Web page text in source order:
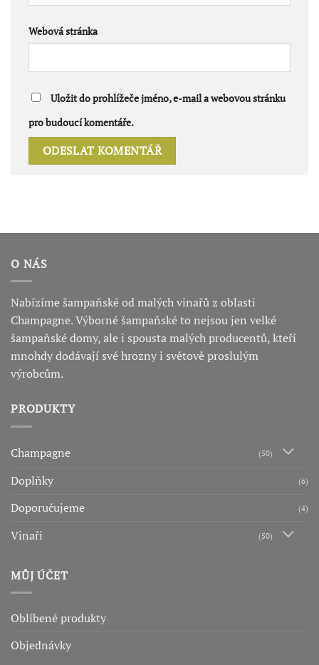
Webová stránka
Uložit do prohlížeče jméno, e-mail a webovou stránku
pro budoucí komentáře.
O NÁS
Nabízíme šampaňské od malých vinařů z oblasti
Champagne. Výborné šampaňské to nejsou jen velké
šampaňské domy, ale i spousta malých producentů, kteří
mnohdy dodávají své hrozny i světově proslulým
výrobcům.
PRODUKTY
Champagne (50)
Doplňky (6)
Doporučujeme (4)
Vinaři (50)
MŮJ ÚČET
Oblíbené produkty
Objednávky